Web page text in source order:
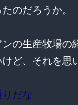
のだろうか。
の生産牧場の
ど、それを思
だな